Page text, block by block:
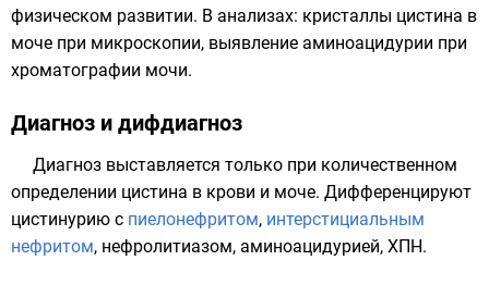
физическом развитии. В анализах: кристаллы цистина в
моче при микроскопии, выявление аминоацидурии при
хроматографии мочи.
Диагноз и дифдиагноз
Диагноз выставляется только при количественном
определении цистина в крови и моче. Дифференцируют
цистинурию с пиелонефритом, интерстициальным
нефритом, нефролитиазом, аминоацидурией, ХПН.